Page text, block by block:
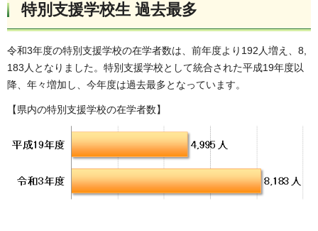
特別支援学校生 過去最多
令和3年度の特別支援学校の在学者数は、前年度より192人増え、8,
183人となりました。特別支援学校として統合された平成19年度以
降、年々増加し、今年度は過去最多となっています。
【県内の特別支援学校の在学者数】